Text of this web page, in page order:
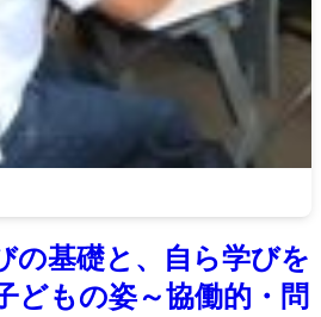
の基礎と、自ら学びを
どもの姿～協働的・問